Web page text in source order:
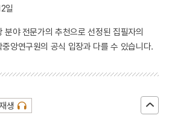
일
분야 전문가의 추천으로 선정된 집필자의
앙연구원의 공식 입장과 다를 수 있습니다.
생